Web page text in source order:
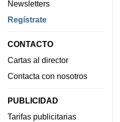
Newsletters
Regístrate
CONTACTO
Cartas al director
Contacta con nosotros
PUBLICIDAD
Tarifas publicitarias